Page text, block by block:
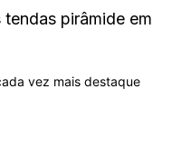
pirâmide em
vez mais destaque